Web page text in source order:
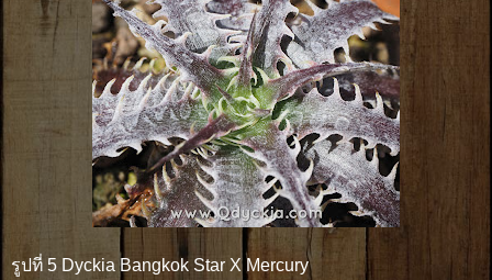
รูปที่ 5 Dyckia Bangkok Star X Mercury